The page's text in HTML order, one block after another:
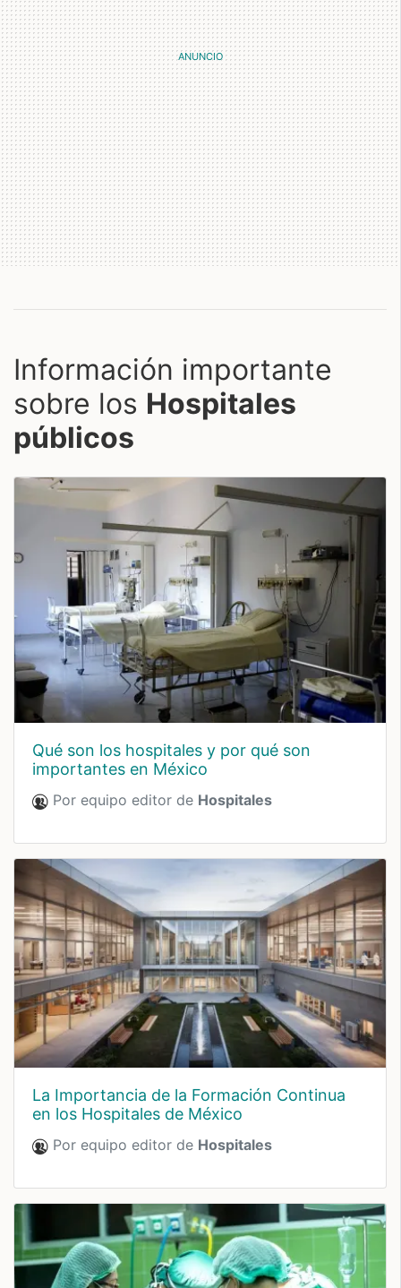
Información importante
sobre los Hospitales
públicos
Qué son los hospitales y por qué son
importantes en México
Por equipo editor de Hospitales
La Importancia de la Formación Continua
en los Hospitales de México
Por equipo editor de Hospitales